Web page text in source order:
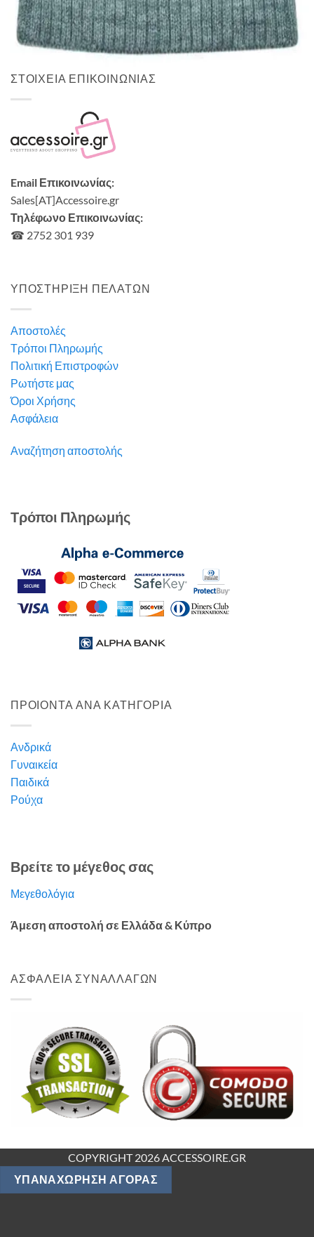
Ανδρικό σκουφί S exclusives
9,00€
ΣΤΟΙΧΕΙΑ ΕΠΙΚΟΙΝΩΝΙΑΣ
Email Επικοινωνίας:
Sales[AT]Accessoire.gr
Τηλέφωνο Επικοινωνίας:
☎ 2752 301 939
ΥΠΟΣΤΗΡΙΞΗ ΠΕΛΑΤΩΝ
Αποστολές
Τρόποι Πληρωμής
Πολιτική Επιστροφών
Ρωτήστε μας
Όροι Χρήσης
Ασφάλεια
Αναζήτηση αποστολής
Τρόποι Πληρωμής
ΠΡΟΙΟΝΤΑ ΑΝΑ ΚΑΤΗΓΟΡΙΑ
Ανδρικά
Γυναικεία
Παιδικά
Ρούχα
Βρείτε το μέγεθος σας
Μεγεθολόγια
Άμεση αποστολή σε Ελλάδα & Κύπρο
ΑΣΦΑΛΕΙΑ ΣΥΝΑΛΛΑΓΩΝ
COPYRIGHT 2026 ACCESSOIRE.GR
ΥΠΑΝΑΧΏΡΗΣΗ ΑΓΟΡΆΣ